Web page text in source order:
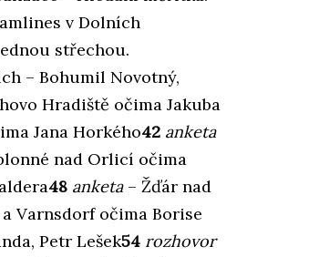
v Dolních
střechou.
– Bohumil Novotný,
Hradiště očima Jakuba
Jana Horkého42 anketa
nad Orlicí očima
48 anketa– Žďár nad
Varnsdorf očima Borise
Petr Lešek54 rozhovor